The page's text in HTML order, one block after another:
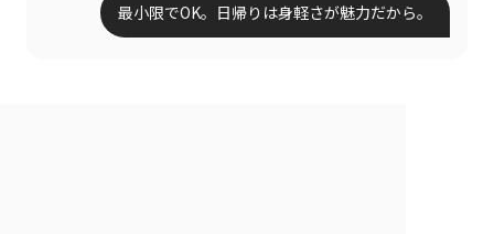
最小限でOK。日帰りは身軽さが魅力だから。